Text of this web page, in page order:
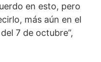
en esto, pero
más aún en el
7 de octubre”,